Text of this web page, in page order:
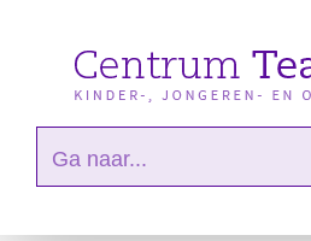
Ga naar...